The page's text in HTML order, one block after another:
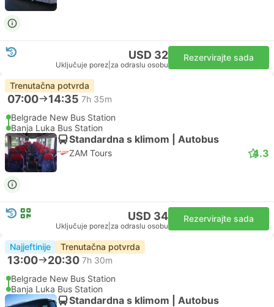
USD 32
Uključuje porez za odraslu osobu
Rezervirajte sada
Trenutačna potvrda
07:00 14:35 7h 35m
Belgrade New Bus Station
Banja Luka Bus Station
Standardna s klimom | Autobus
ZAM Tours 4.3
USD 34
Uključuje porez za odraslu osobu
Rezervirajte sada
Najjeftinije Trenutačna potvrda
13:00 20:30 7h 30m
Belgrade New Bus Station
Banja Luka Bus Station
Standardna s klimom | Autobus